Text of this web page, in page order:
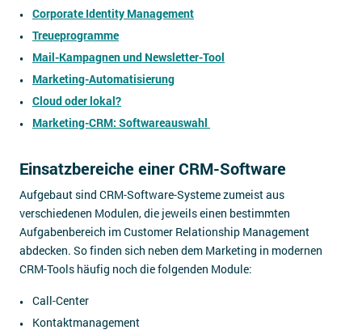
Corporate Identity Management
Treueprogramme
Mail-Kampagnen und Newsletter-Tool
Marketing-Automatisierung
Cloud oder lokal?
Marketing-CRM: Softwareauswahl
Einsatzbereiche einer CRM-Software
Aufgebaut sind CRM-Software-Systeme zumeist aus
verschiedenen Modulen, die jeweils einen bestimmten
Aufgabenbereich im Customer Relationship Management
abdecken. So finden sich neben dem Marketing in modernen
CRM-Tools häufig noch die folgenden Module:
Call-Center
Kontaktmanagement